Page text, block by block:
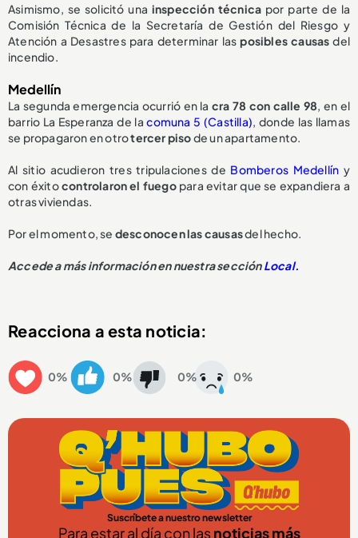
Asimismo, se solicitó una inspección técnica por parte de la
Comisión Técnica de la Secretaría de Gestión del Riesgo y
Atención a Desastres para determinar lasposibles causas del
incendio.
Medellín
La segunda emergencia ocurrió en la cra 78 con calle 98, en el
barrio La Esperanza de lacomuna 5 (Castilla), donde las llamas
se propagaron en otrotercer pisode un apartamento.
Al sitio acudieron tres tripulaciones de Bomberos Medellín y
con éxitocontrolaron el fuegopara evitar que se expandiera a
otras viviendas.
Por el momento, se desconocen las causasdel hecho.
Accede a más información en nuestra secciónLocal.
Reacciona a esta noticia:
0% 0% 0% 0%
Suscríbete a nuestro newsletter
Para estar al día con lasnoticias más